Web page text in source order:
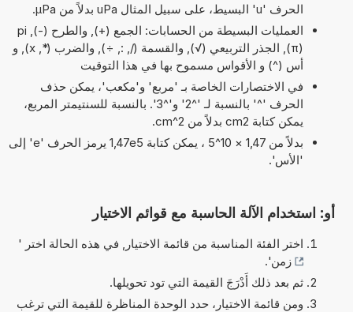
الحرف 'u' البسيط، على سبيل المثال uPa بدلاً من µPa.
العمليات البسيطة من الحسابات: الجمع (+), والطرح (-), pi
(π), الجذر التربيعي (√), والقسمة (/, :, ÷), والضرب (*, x), و
أس (^) و الأقواس مسموح بها في هذا التوقيت
في الاختصارات الخاصة بـ 'مربع' و'مكعب'، يمكن حذف
الحرف '^' بالنسبة لـ '^2' و'^3'. بالنسبة للسنتيمتر المربع،
يمكن كتابة cm2 بدلاً من cm^2.
بدلاً من 1,47 × 10^5 ، يمكن كتابة 1,47e5 يرمز الحرف 'e' إلى
'الأس'.
أو: استخدام الآلة الحاسبة مع قوائم الاختيار
اختر الفئة المناسبة من قائمة الاختيار, في هذه الحالة اختر '
زمن'.
ثم بعد ذلك أَدْرَجَ القيمة التي تود تحويلها.
ومن قائمة الاختيار، حدد الوحدة المناظرة للقيمة التي ترغب